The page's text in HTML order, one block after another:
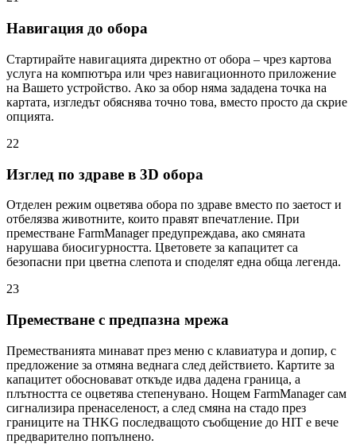
Навигация до обора
Стартирайте навигацията директно от обора – чрез картова
услуга на компютъра или чрез навигационното приложение
на Вашето устройство. Ако за обор няма зададена точка на
картата, изгледът обяснява точно това, вместо просто да скрие
опцията.
22
Изглед по здраве в 3D обора
Отделен режим оцветява обора по здраве вместо по заетост и
отбелязва животните, които правят впечатление. При
преместване FarmManager предупреждава, ако смяната
нарушава биосигурността. Цветовете за капацитет са
безопасни при цветна слепота и споделят една обща легенда.
23
Преместване с предпазна мрежа
Преместванията минават през меню с клавиатура и допир, с
предложение за отмяна веднага след действието. Картите за
капацитет обосновават откъде идва дадена граница, а
плътността се оцветява степенувано. Нощем FarmManager сам
сигнализира пренаселеност, а след смяна на стадо през
границите на THKG последващото съобщение до HIT е вече
предварително попълнено.